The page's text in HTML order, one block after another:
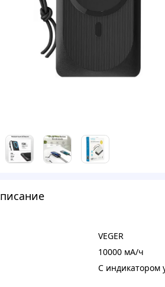
VEGER
10000 мА/ч
С индикатором